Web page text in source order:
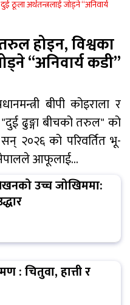
होइन, विश्वका
“अनिवार्य कडी”
बीपी कोइराला र
ढुङ्गा बीचको तरुल" को
२०२६ को परिवर्तित भू-
नेपालले आफूलाई...
उच्च जोखिममा:
: चितुवा, हात्ती र